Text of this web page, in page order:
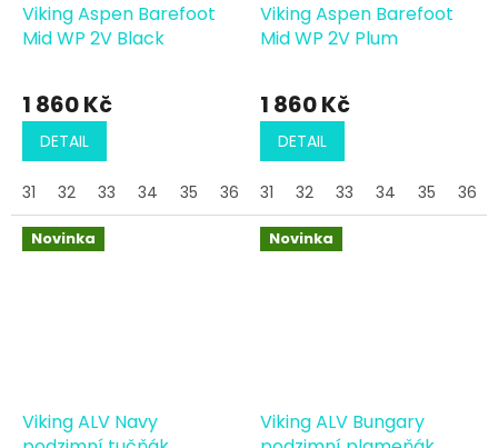
Viking Aspen Barefoot
Mid WP 2V Black
1 860 Kč
DETAIL
31 32 33 34 35 36 37 38
Viking Aspen Barefoot
Mid WP 2V Plum
1 860 Kč
DETAIL
31 32 33 34 35 36
Novinka
Viking ALV Navy
Novinka
Viking ALV Bungary